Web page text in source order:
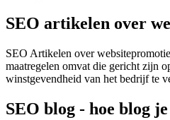
SEO artikelen over
SEO Artikelen over
maatregelen omvat die gericht zijn
winstgevendheid van het bedrijf te
SEO blog - hoe blog